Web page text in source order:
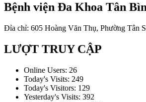
Bệnh viện Đa Khoa Tân
Đỉa chỉ: 605 Hoàng Văn Thụ, Phường Tân
LƯỢT TRUY CẬP
Online Users: 26
Today's Visits: 249
Today's Visitors: 129
Yesterday's Visits: 392